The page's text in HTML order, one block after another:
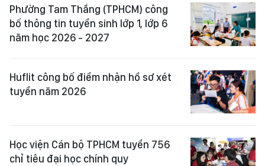
Phường Tam Thắng (TPHCM) công
bố thông tin tuyển sinh lớp 1, lớp 6
năm học 2026 - 2027
Huflit công bố điểm nhận hồ sơ xét
tuyển năm 2026
Học viện Cán bộ TPHCM tuyển 756
chỉ tiêu đại học chính quy